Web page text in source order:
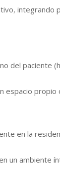
del paciente
espacio
en la
un ambiente